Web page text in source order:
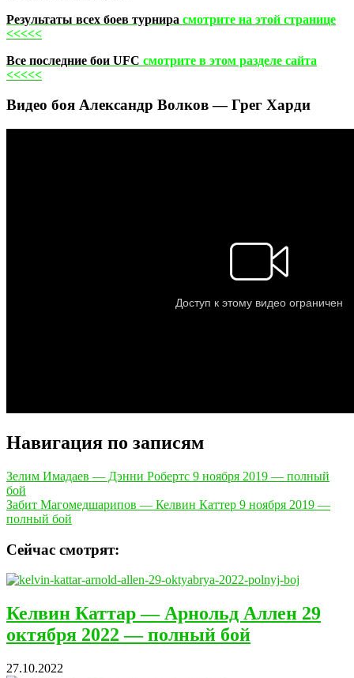
Результаты всех боев турнира смотрите на этой странице
<<<<<
Все последние бои UFC смотрите в этом разделе сайта
<<<<<
Видео боя Александр Волков — Грег Харди
Навигация по записям
Зелим Имадаев — Дэнни Робертс 9 ноября 2019 — полный
бой
Забит Магомедшарипов — Келвин Каттер 9 ноября 2019 —
полный бой
Сейчас смотрят:
Келвин Каттар — Арнольд Аллен 29
октября 2022 — полный бой
27.10.2022